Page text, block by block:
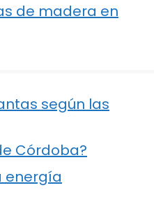
de madera en
según las
Córdoba?
energía